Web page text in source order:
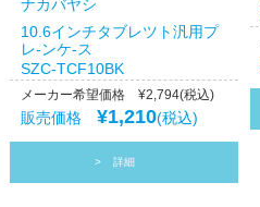
ナカバヤシ
10.6インチタブレツト汎用プ
レ-ンケ-ス
SZC-TCF10BK
メーカー希望価格 ¥2,794(税込)
販売価格 ¥1,210(税込)
詳細